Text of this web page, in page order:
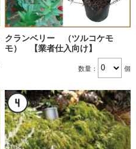
クランベリー （ツルコケモ
モ） 【業者仕入向け】
数量： 個